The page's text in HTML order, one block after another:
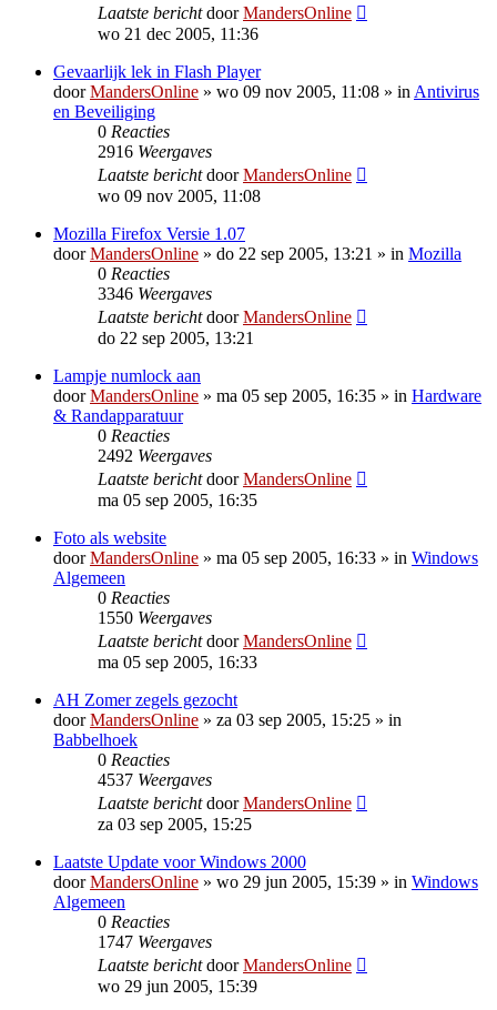
Laatste berichtdoorMandersOnline
wo 21 dec 2005, 11:36
Gevaarlijk lek in Flash Player
doorMandersOnline » wo 09 nov 2005, 11:08 » in Antivirus
en Beveiliging
0 Reacties
2916 Weergaves
Laatste berichtdoorMandersOnline
wo 09 nov 2005, 11:08
Mozilla Firefox Versie 1.07
doorMandersOnline » do 22 sep 2005, 13:21 » in Mozilla
0 Reacties
3346 Weergaves
Laatste berichtdoorMandersOnline
do 22 sep 2005, 13:21
Lampje numlock aan
doorMandersOnline » ma 05 sep 2005, 16:35 » in Hardware
& Randapparatuur
0 Reacties
2492 Weergaves
Laatste berichtdoorMandersOnline
ma 05 sep 2005, 16:35
Foto als website
doorMandersOnline » ma 05 sep 2005, 16:33 » in Windows
Algemeen
0 Reacties
1550 Weergaves
Laatste berichtdoorMandersOnline
ma 05 sep 2005, 16:33
AH Zomer zegels gezocht
doorMandersOnline » za 03 sep 2005, 15:25 » in
Babbelhoek
0 Reacties
4537 Weergaves
Laatste berichtdoorMandersOnline
za 03 sep 2005, 15:25
Laatste Update voor Windows 2000
doorMandersOnline » wo 29 jun 2005, 15:39 » in Windows
Algemeen
0 Reacties
1747 Weergaves
Laatste berichtdoorMandersOnline
wo 29 jun 2005, 15:39